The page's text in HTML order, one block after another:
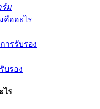
คืออะไร
ารรับรอง
บรอง
ไร